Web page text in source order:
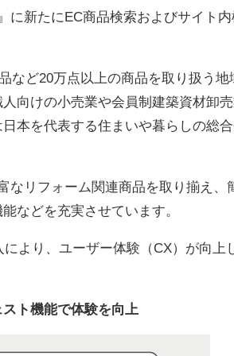
に新たにEC商品検索およびサイト
など20万点以上の商品を取り扱う地
向けの小売業や会員制建築資材卸
本を代表する住まいや暮らしの総
なリフォーム関連商品を取り揃え、
などを充実させています。
より、ユーザー体験（CX）が向上
ト機能で体験を向上